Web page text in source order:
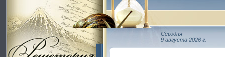
Сегодня
9 августа 2026 г.